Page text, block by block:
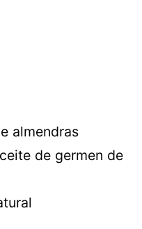
almendras
de germen de